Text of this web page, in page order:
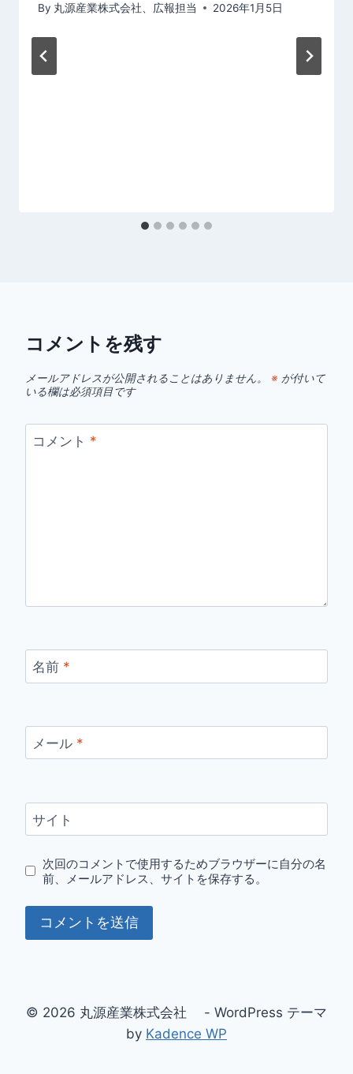
By 丸源産業株式会社、広報担当 2026年1月5日
コメントを残す
メールアドレスが公開されることはありません。 ※ が付いて
いる欄は必須項目です
コメント *
名前 *
メール *
サイト
次回のコメントで使用するためブラウザーに自分の名
前、メールアドレス、サイトを保存する。
© 2026 丸源産業株式会社 - WordPress テーマ
by Kadence WP